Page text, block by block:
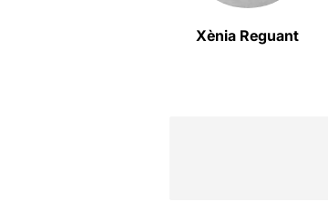
Xènia Reguant